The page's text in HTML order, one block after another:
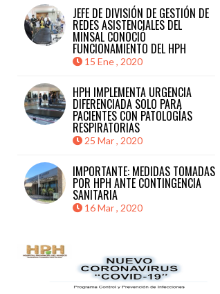
JEFE DE DIVISIÓN DE GESTIÓN DE
REDES ASISTENCIALES DEL
MINSAL CONOCIÓ
FUNCIONAMIENTO DEL HPH
15 Ene , 2020
HPH IMPLEMENTA URGENCIA
DIFERENCIADA SOLO PARA
PACIENTES CON PATOLOGÍAS
RESPIRATORIAS
25 Mar , 2020
IMPORTANTE: MEDIDAS TOMADAS
POR HPH ANTE CONTINGENCIA
SANITARIA
16 Mar , 2020